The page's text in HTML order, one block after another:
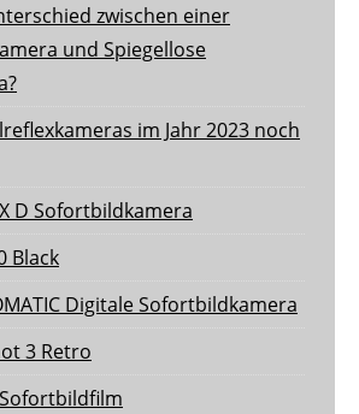
zwischen einer
und Spiegellose
im Jahr 2023 noch
D Sofortbildkamera
Black
Digitale Sofortbildkamera
3 Retro
Sofortbildfilm